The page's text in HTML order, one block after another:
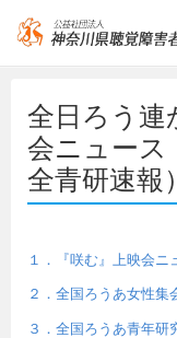
全日ろう連
会ニュース
全青研速報）
１．『咲む』上映会ニ
２．全国ろうあ女性集
３．全国ろうあ青年研